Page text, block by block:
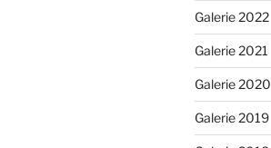
Galerie 2022
Galerie 2021
Galerie 2020
Galerie 2019